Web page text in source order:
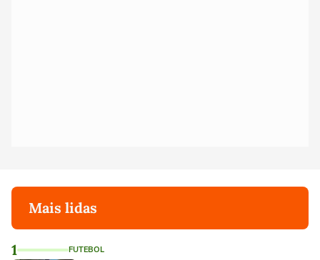
Mais lidas
1 FUTEBOL